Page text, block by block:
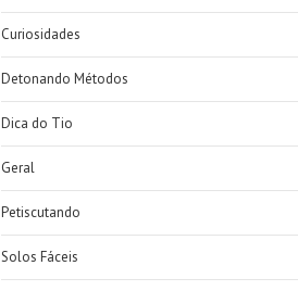
Curiosidades
Detonando Métodos
Dica do Tio
Geral
Petiscutando
Solos Fáceis